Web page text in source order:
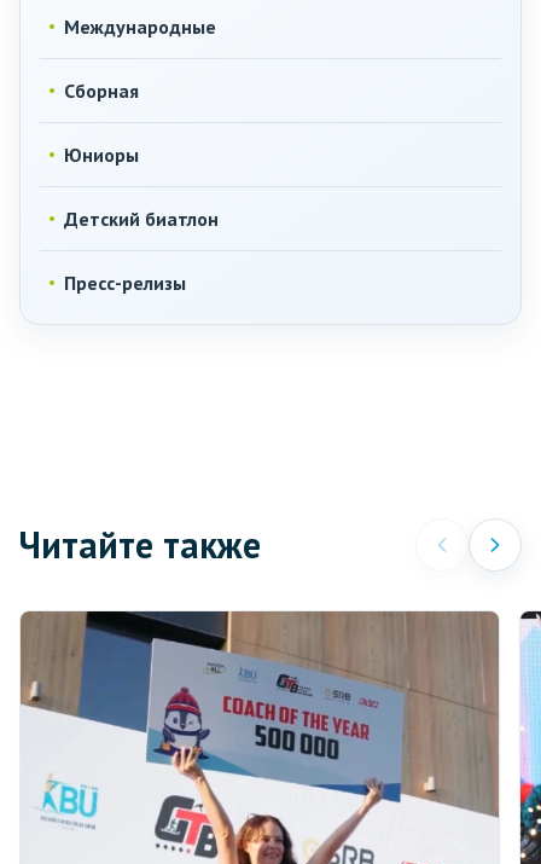
Международные
Сборная
Юниоры
Детский биатлон
Пресс-релизы
Читайте также